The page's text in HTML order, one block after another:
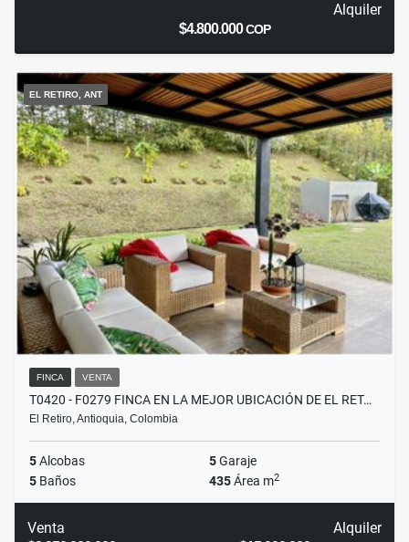
Alquiler
$4.800.000COP
EL RETIRO, ANT
FINCA VENTA
T0420 - F0279 FINCA EN LA MEJOR UBICACIÓN DE EL RET…
El Retiro, Antioquia, Colombia
5Alcobas 5Garaje
5 Baños 435Área m2
Venta Alquiler